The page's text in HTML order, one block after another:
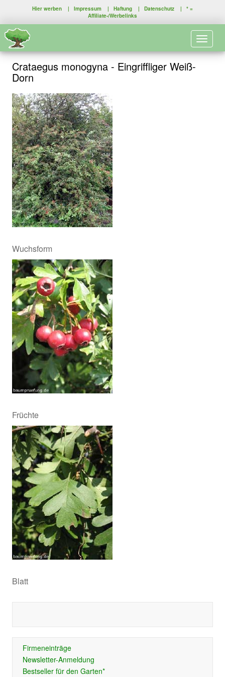
Hier werben | Impressum | Haftung | Datenschutz | * =
Affiliate-/Werbelinks
Crataegus monogyna - Eingriffliger Weiß-
Dorn
Wuchsform
Früchte
Blatt
Firmeneinträge
Newsletter-Anmeldung
Bestseller für den Garten*